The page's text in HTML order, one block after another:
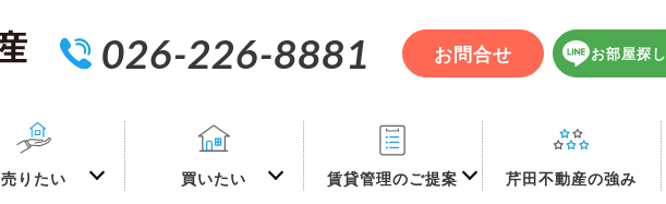
026-226-8881 お問合せ お部屋探し
売りたい 買いたい 賃貸管理のご提案 芹田不動産の強み